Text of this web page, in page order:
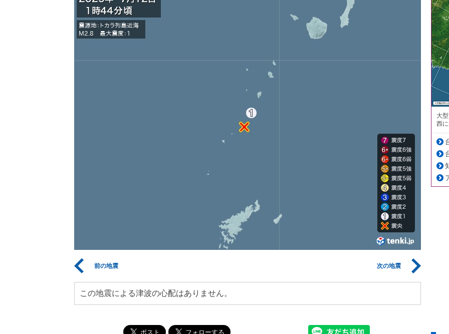
前の地震 次の地震
この地震による津波の心配はありません。
大
西